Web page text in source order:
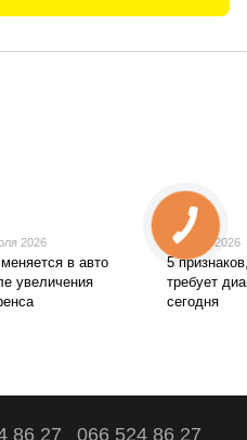
2026
в авто
увеличения
20 июля 2026
5
требует
сегодня
86 27 066 524 86 27